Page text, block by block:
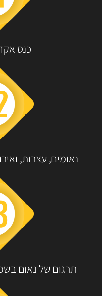
כנס
נאומים, עצרות,
תרגום של נאום